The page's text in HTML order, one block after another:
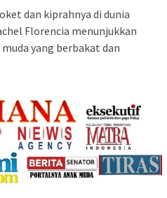
dan kiprahnya di dunia
Florencia menunjukkan
yang berbakat dan